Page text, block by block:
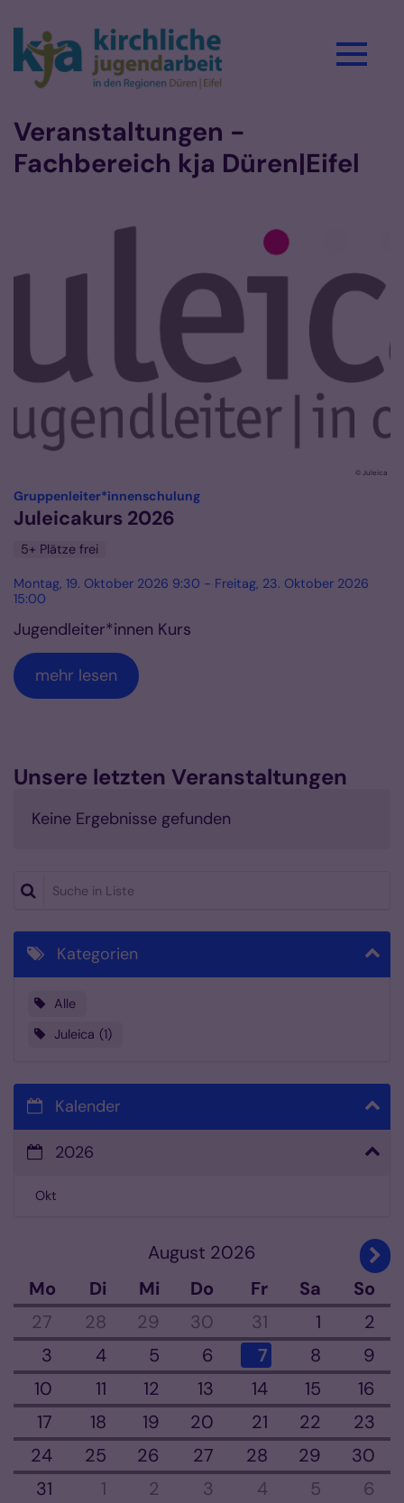
Veranstaltungen -
Fachbereich kja Düren|Eifel
© Juleica
Gruppenleiter*innenschulung:
Juleicakurs 2026
5+ Plätze frei
Montag, 19. Oktober 2026 9:30 - Freitag, 23. Oktober 2026
15:00
Jugendleiter*innen Kurs
mehr lesen
Unsere letzten Veranstaltungen
Keine Ergebnisse gefunden
Suche in Liste
Kategorien
Alle
Juleica 1
Kalender
2026
Okt
August 2026
Mo
Di Mi Do Fr Sa
So
27
28 29 30 31 1
2
3
4 5 6 7 8
9
10
11 12 13 14 15
16
17
18 19 20 21 22
23
24
25 26 27 28 29
30
31
1 2 3 4 5 6